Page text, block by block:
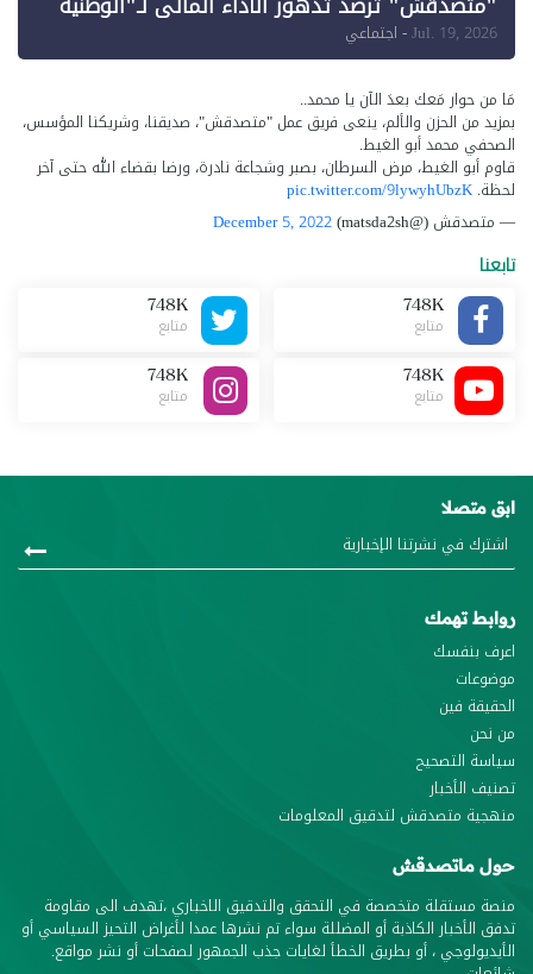
للإعلام"
Jul. 19, 2026- اجتماعي
مَا من حوار مَعك بعدَ الآن يا محمد..
بمزيد من الحزن والألم، ينعى فريق عمل "متصدقش"، صديقنا، وشريكنا المؤسس،
الصحفي محمد أبو الغيط.
قاوم أبو الغيط، مرض السرطان، بصبر وشجاعة نادرة، ورضا بقضاء الله حتى آخر
لحظة. pic.twitter.com/9lywyhUbzK
— متصدقش (@matsda2sh)
December 5, 2022
تابعنا
748K
متابع
748K
متابع
748K
متابع
748K
متابع
ابق متصلا
روابط تهمك
اعرف بنفسك
موضوعات
الحقيقة فين
من نحن
سياسة التصحيح
تصنيف الأخبار
منهجية متصدقش لتدقيق المعلومات
حول ماتصدقش
منصة مستقلة متخصصة في التحقق والتدقيق الاخباري ،تهدف الى مقاومة
تدفق الأخبار الكاذبة أو المضللة سواء تم نشرها عمدا لأغراض التحيز السياسي أو
الأيديولوجي ، أو بطريق الخطأ لغايات جذب الجمهور لصفحات أو نشر مواقع.